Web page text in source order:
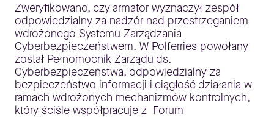
Zweryfikowano, czy armator wyznaczył zespół
odpowiedzialny za nadzór nad przestrzeganiem
wdrożonego Systemu Zarządzania
Cyberbezpieczeństwem. W Polferries powołany
został Pełnomocnik Zarządu ds.
Cyberbezpieczeństwa, odpowiedzialny za
bezpieczeństwo informacji i ciągłość działania w
ramach wdrożonych mechanizmów kontrolnych,
który ściśle współpracuje z Forum